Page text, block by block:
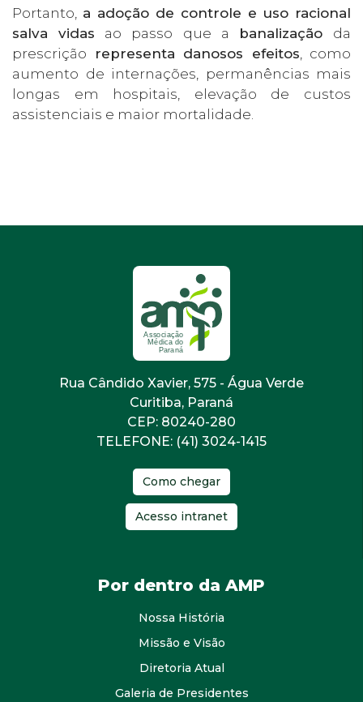
Portanto, a adoção de controle e uso racional
salva vidas ao passo que a banalização da
prescrição
representa danosos efeitos, como
aumento de internações, permanências mais
longas em hospitais, elevação de custos
assistenciais e maior mortalidade.
Rua Cândido Xavier, 575 - Água Verde
Curitiba, Paraná
CEP: 80240-280
TELEFONE: (41) 3024-1415
Como chegar
Acesso intranet
Por dentro da AMP
Nossa História
Missão e Visão
Diretoria Atual
Galeria de Presidentes